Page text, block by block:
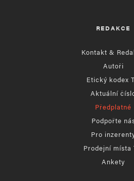
REDAKCE
Kontakt &
Autoři
Etický kodex
Aktuální
Předplatné
Podpořte
Pro
Prodejní místa
Ankety